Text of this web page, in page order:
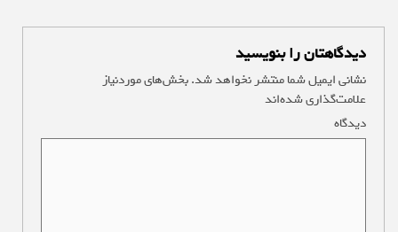
دیدگاهتان را بنویسید
نشانی ایمیل شما منتشر نخواهد شد.بخش‌های موردنیاز
علامت‌گذاری شده‌اند
دیدگاه